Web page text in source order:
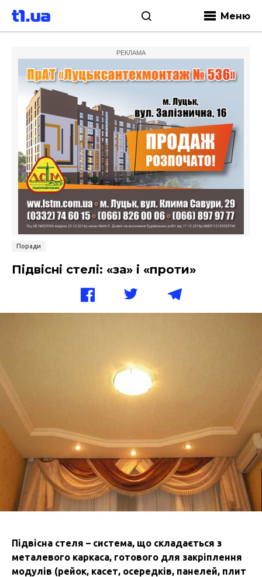
Меню
РЕКЛАМА
Поради
Підвісні стелі: «за» і «проти»
Підвісна стеля – система, що складається з
металевого каркаса, готового для закріплення
модулів (рейок, касет, осередків, панелей, плит